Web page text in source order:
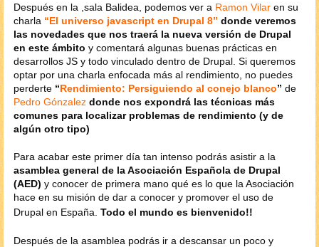
Después en la ,sala Balidea, podemos ver a Ramon Vilar en su
charla “El universo javascript en Drupal 8” donde veremos
las novedades que nos traerá la nueva versión de Drupal
en este ámbito y comentará algunas buenas prácticas en
desarrollos JS y todo vinculado dentro de Drupal. Si queremos
optar por una charla enfocada más al rendimiento, no puedes
perderte “Rendimiento: Persiguiendo al conejo blanco” de
Pedro Gónzalez donde nos expondrá las técnicas más
comunes para localizar problemas de rendimiento (y de
algún otro tipo)
Para acabar este primer día tan intenso podrás asistir a la
asamblea general de la Asociación Española de Drupal
(AED) y conocer de primera mano qué es lo que la Asociación
hace en su misión de dar a conocer y promover el uso de
Drupal en España. Todo el mundo es bienvenido!!
Después de la asamblea podrás ir a descansar un poco y